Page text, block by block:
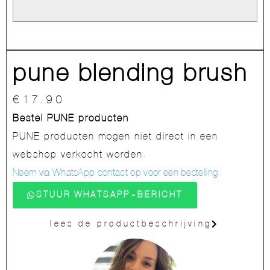
pune blending brush
€ 17.90
Bestel PUNE producten
PUNE producten mogen niet direct in een
webshop verkocht worden.
Neem via WhatsApp contact op voor een bestelling.
STUUR WHATSAPP-BERICHT
lees de productbeschrijving